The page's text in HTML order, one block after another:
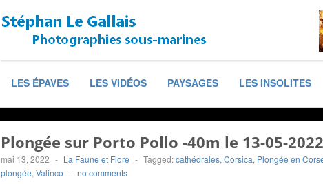
LES ÉPAVES LES VIDÉOS PAYSAGES LES INSOLITES
Plongée sur Porto Pollo -40m le 13-05-2022
mai 13, 2022 - La Faune et Flore - Tagged:cathédrales, Corsica, Plongée en
plongée, Valinco - no comments